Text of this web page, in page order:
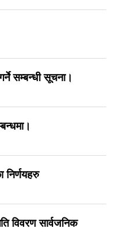
सम्बन्धी सूचना।
निर्णयहरु
विवरण सार्वजनिक